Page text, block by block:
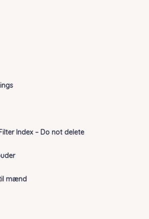
Index – Do not delete
mænd